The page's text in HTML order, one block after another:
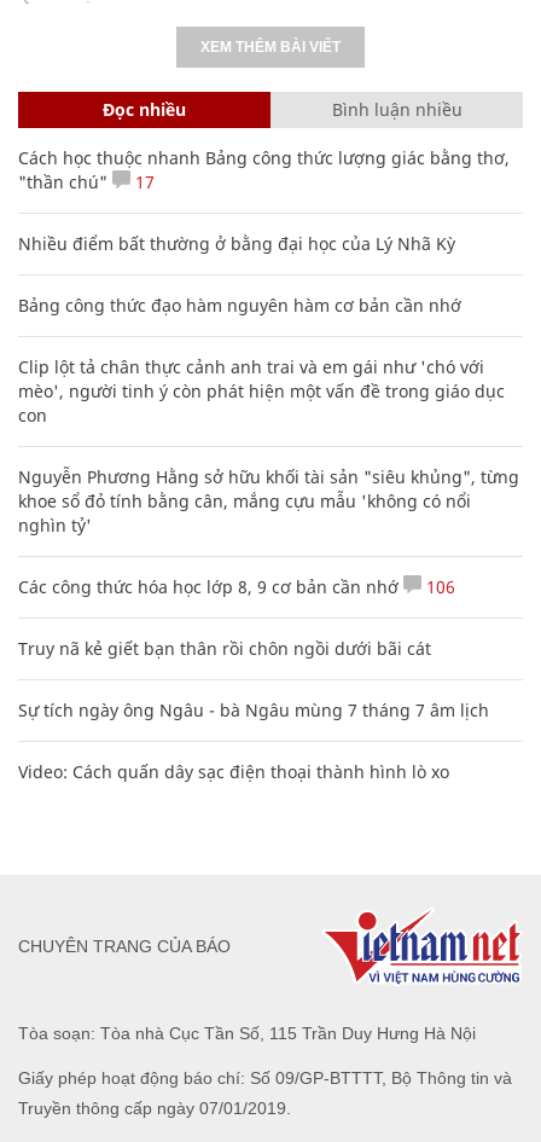
XEM THÊM BÀI VIẾT
Đọc nhiều Bình luận nhiều
Cách học thuộc nhanh Bảng công thức lượng giác bằng thơ,
"thần chú"
17
Nhiều điểm bất thường ở bằng đại học của Lý Nhã Kỳ
Bảng công thức đạo hàm nguyên hàm cơ bản cần nhớ
Clip lột tả chân thực cảnh anh trai và em gái như 'chó với
mèo', người tinh ý còn phát hiện một vấn đề trong giáo dục
con
Nguyễn Phương Hằng sở hữu khối tài sản "siêu khủng", từng
khoe sổ đỏ tính bằng cân, mắng cựu mẫu 'không có nổi
nghìn tỷ'
Các công thức hóa học lớp 8, 9 cơ bản cần nhớ 106
Truy nã kẻ giết bạn thân rồi chôn ngồi dưới bãi cát
Sự tích ngày ông Ngâu - bà Ngâu mùng 7 tháng 7 âm lịch
Video: Cách quấn dây sạc điện thoại thành hình lò xo
Tòa soạn: Tòa nhà Cục Tần Số, 115 Trần Duy Hưng Hà Nội
Giấy phép hoạt động báo chí: Số 09/GP-BTTTT, Bộ Thông tin và
Truyền thông cấp ngày 07/01/2019.
CHUYÊN TRANG CỦA BÁO